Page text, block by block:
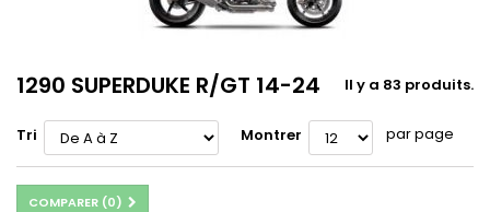
1290 SUPERDUKE R/GT 14-24 Il y a 83 produits.
Tri Montrer par page
COMPARER (0)